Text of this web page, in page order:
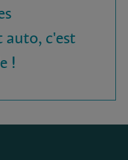
auto, c'est
!